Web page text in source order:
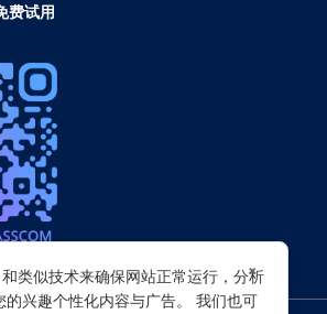
费试用
×
类似技术来确保网站正常运行，分析
的兴趣个性化内容与广告。 我们也可